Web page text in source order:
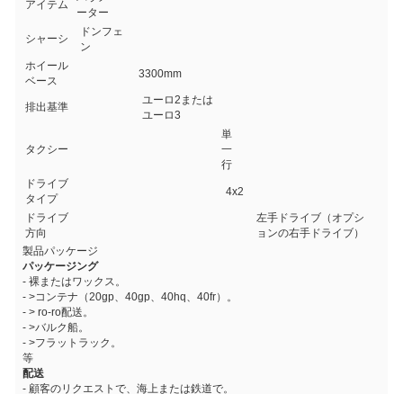
アイテム
ーター
シャーシ
ドンフェ
ン
ホイール
ベース
3300mm
排出基準
ユーロ2または
ユーロ3
タクシー
単
一
行
ドライブ
タイプ
4x2
ドライブ
方向
左手ドライブ（オプシ
ョンの右手ドライブ）
製品パッケージ
パッケージング
- 裸またはワックス。
- >コンテナ（20gp、40gp、40hq、40fr）。
- > ro-ro配送。
- >バルク船。
- >フラットラック。
等
配送
- 顧客のリクエストで、海上または鉄道で。